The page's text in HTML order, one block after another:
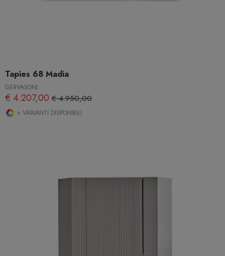
Tapies 68 Madia
GERVASONI
€ 4.207,00 € 4.950,00
+ VARIANTI DISPONIBILI